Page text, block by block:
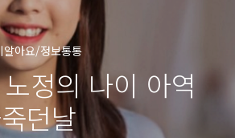
알아요/정보통통
정의 나이 아역
던날